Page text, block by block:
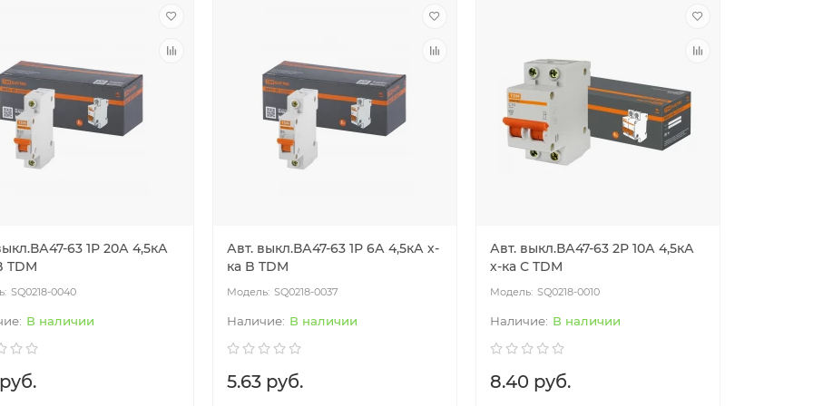
63 1Р 20А 4,5кА
TDM
SQ0218-0040
В наличии
Авт. выкл.ВА47-63 1Р 6А 4,5кА х-
ка B TDM
SQ0218-0037
В наличии
5.63 руб.
Авт. выкл.ВА47-63 2Р 10А 4,5кА
х-ка С TDM
SQ0218-0010
В наличии
8.40 руб.